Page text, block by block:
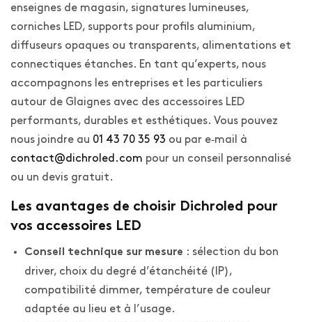
enseignes de magasin, signatures lumineuses,
corniches LED, supports pour profils aluminium,
diffuseurs opaques ou transparents, alimentations et
connectiques étanches. En tant qu’experts, nous
accompagnons les entreprises et les particuliers
autour de Glaignes avec des accessoires LED
performants, durables et esthétiques. Vous pouvez
nous joindre au 01 43 70 35 93 ou par e‑mail à
contact@dichroled.com pour un conseil personnalisé
ou un devis gratuit.
Les avantages de choisir Dichroled pour
vos accessoires LED
Conseil technique sur mesure : sélection du bon
driver, choix du degré d’étanchéité (IP),
compatibilité dimmer, température de couleur
adaptée au lieu et à l’usage.